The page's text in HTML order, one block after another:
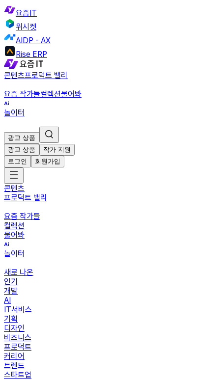
요즘IT
위시켓
AIDP - AX
Rise ERP
콘텐츠프로덕트 밸리
요즘 작가들컬렉션물어봐
놀이터
광고 상품
광고 상품
작가 지원
로그인
회원가입
콘텐츠
프로덕트 밸리
요즘 작가들
컬렉션
물어봐
놀이터
새로 나온
인기
개발
AI
IT서비스
기획
디자인
비즈니스
프로덕트
커리어
트렌드
스타트업